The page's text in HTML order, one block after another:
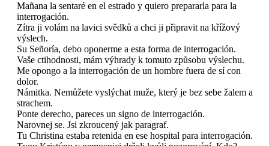
Mañana la sentaré en el estrado y quiero prepararla para la
interrogación.
Zítra ji volám na lavici svědků a chci ji připravit na křížový
výslech.
Su Señoría, debo oponerme a esta forma de interrogación.
Vaše ctihodnosti, mám výhrady k tomuto způsobu výslechu.
Me opongo a la interrogación de un hombre fuera de sí con
dolor.
Námitka. Nemůžete vyslýchat muže, který je bez sebe žalem a
strachem.
Ponte derecho, pareces un signo de interrogación.
Narovnej se. Jsi zkroucený jak paragraf.
Tu Christina estaba retenida en ese hospital para interrogación.